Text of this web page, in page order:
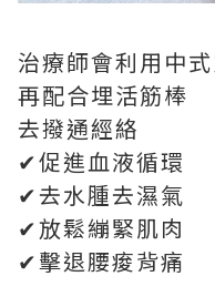
治療師會利用中
再配合埋活筋棒
去撥通經絡
✔促進血液循環
✔去水腫去濕氣
✔放鬆繃緊肌肉
✔擊退腰痠背痛